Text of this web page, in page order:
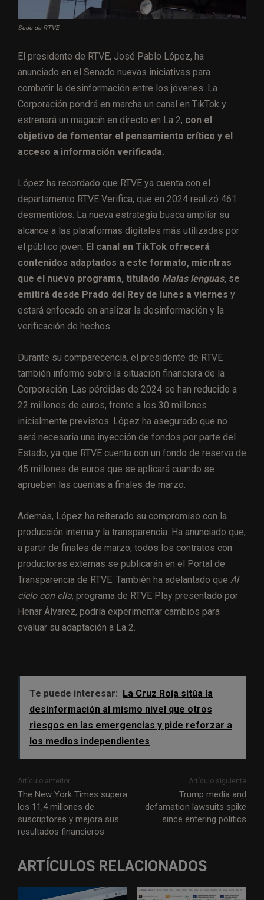
Sede de RTVE
El presidente de RTVE, José Pablo López, ha
anunciado en el Senado nuevas iniciativas para
combatir la desinformación entre los jóvenes. La
Corporación pondrá en marcha un canal en TikTok y
estrenará un magacín en directo en La 2, con el
objetivo de fomentar el pensamiento crítico y el
acceso a información verificada.
López ha recordado que RTVE ya cuenta con el
departamento RTVE Verifica, que en 2024 realizó 461
desmentidos. La nueva estrategia busca ampliar su
alcance a las plataformas digitales más utilizadas por
el público joven. El canal en TikTok ofrecerá
contenidos adaptados a este formato, mientras
que el nuevo programa, titulado Malas lenguas, se
emitirá desde Prado del Rey de lunes a viernes y
estará enfocado en analizar la desinformación y la
verificación de hechos.
Durante su comparecencia, el presidente de RTVE
también informó sobre la situación financiera de la
Corporación. Las pérdidas de 2024 se han reducido a
22 millones de euros, frente a los 30 millones
inicialmente previstos. López ha asegurado que no
será necesaria una inyección de fondos por parte del
Estado, ya que RTVE cuenta con un fondo de reserva de
45 millones de euros que se aplicará cuando se
aprueben las cuentas a finales de marzo.
Además, López ha reiterado su compromiso con la
producción interna y la transparencia. Ha anunciado que,
a partir de finales de marzo, todos los contratos con
productoras externas se publicarán en el Portal de
Transparencia de RTVE. También ha adelantado que Al
cielo con ella, programa de RTVE Play presentado por
Henar Álvarez, podría experimentar cambios para
evaluar su adaptación a La 2.
Te puede interesar: La Cruz Roja sitúa la
desinformación al mismo nivel que otros
riesgos en las emergencias y pide reforzar a
los medios independientes
Artículo anterior
The New York Times supera
los 11,4 millones de
suscriptores y mejora sus
resultados financieros
Artículo siguiente
Trump media and
defamation lawsuits spike
since entering politics
ARTÍCULOS RELACIONADOS